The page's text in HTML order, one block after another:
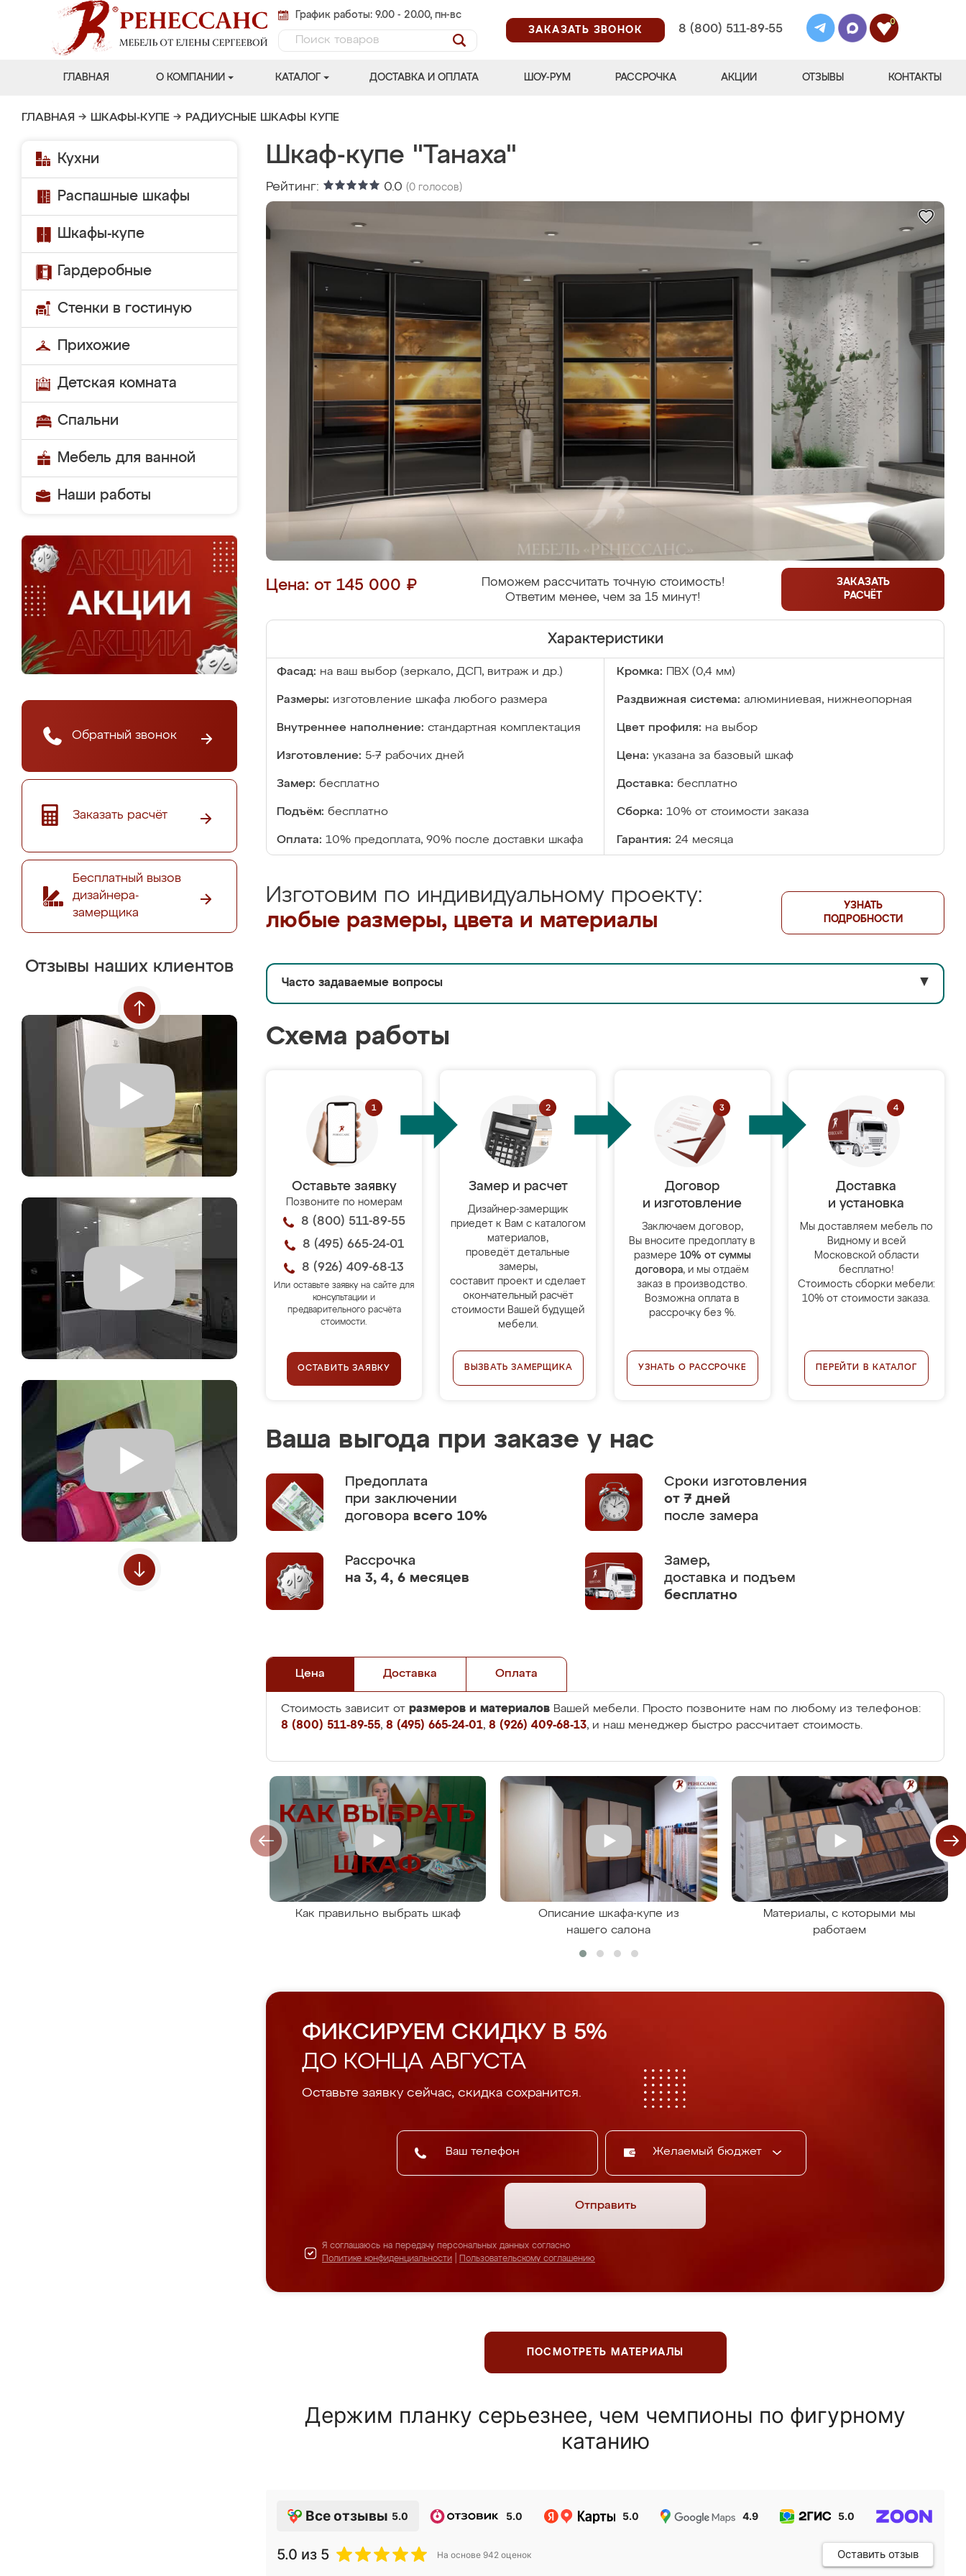
График работы: 9.00 - 20.00, пн-вс
ЗАКАЗАТЬ ЗВОНОК
8 (800) 511-89-55
0
ГЛАВНАЯ О КОМПАНИИ КАТАЛОГ ДОСТАВКА И ОПЛАТА ШОУ-РУМ РАССРОЧКА АКЦИИ ОТЗЫВЫ КОНТАКТЫ
ГЛАВНАЯ → ШКАФЫ-КУПЕ → РАДИУСНЫЕ ШКАФЫ КУПЕ
Кухни
Распашные шкафы
Шкафы-купе
Гардеробные
Стенки в гостиную
Прихожие
Детская комната
Спальни
Мебель для ванной
Наши работы
Обратный звонок
Заказать расчёт
Бесплатный вызов
дизайнера-
замерщика
Отзывы наших клиентов
Шкаф-купе "Танаха"
Рейтинг: 0.0 (0 голосов)
Цена: от 145 000 ₽
Поможем рассчитать точную стоимость!
Ответим менее, чем за 15 минут!
ЗАКАЗАТЬ
РАСЧЁТ
Характеристики
Фасад: на ваш выбор (зеркало, ДСП, витраж и др.) Кромка: ПВХ (0,4 мм)
Размеры: изготовление шкафа любого размера Раздвижная система: алюминиевая, нижнеопорная
Внутреннее наполнение: стандартная комплектация Цвет профиля: на выбор
Изготовление: 5-7 рабочих дней Цена: указана за базовый шкаф
Замер: бесплатно Доставка: бесплатно
Подъём: бесплатно Сборка: 10% от стоимости заказа
Оплата: 10% предоплата, 90% после доставки шкафа Гарантия: 24 месяца
Изготовим по индивидуальному проекту:
любые размеры, цвета и материалы
УЗНАТЬ
ПОДРОБНОСТИ
Часто задаваемые вопросы ▼
Схема работы
Оставьте заявку
Позвоните по номерам
8 (800) 511-89-55
8 (495) 665-24-01
8 (926) 409-68-13
Или оставьте заявку на сайте для
консультации и
предварительного расчёта
стоимости.
ОСТАВИТЬ ЗАЯВКУ
Замер и расчет
Дизайнер-замерщик
приедет к Вам с каталогом
материалов,
проведёт детальные
замеры,
составит проект и сделает
окончательный расчёт
стоимости Вашей будущей
мебели.
ВЫЗВАТЬ ЗАМЕРЩИКА
Договор
и изготовление
Заключаем договор,
Вы вносите предоплату в
размере 10% от суммы
договора, и мы отдаём
заказ в производство.
Возможна оплата в
рассрочку без %.
УЗНАТЬ О РАССРОЧКЕ
Доставка
и установка
Мы доставляем мебель по
Видному и всей
Московской области
бесплатно!
Стоимость сборки мебели:
10% от стоимости заказа.
ПЕРЕЙТИ В КАТАЛОГ
Ваша выгода при заказе у нас
Предоплата
при заключении
договора всего 10%
Сроки изготовления
от 7 дней
после замера
Рассрочка
на 3, 4, 6 месяцев
Замер,
доставка и подъем
бесплатно
Цена Доставка Оплата
Стоимость зависит от размеров и материалов Вашей мебели. Просто позвоните нам по любому из телефонов:
8 (800) 511-89-55, 8 (495) 665-24-01, 8 (926) 409-68-13, и наш менеджер быстро рассчитает стоимость.
Как правильно выбрать шкаф
Описание шкафа-купе из
нашего салона
Материалы, с которыми мы
работаем
ФИКСИРУЕМ СКИДКУ В 5%
ДО КОНЦА АВГУСТА
Оставьте заявку сейчас, скидка сохранится.
Желаемый бюджет
Отправить
Я соглашаюсь на передачу персональных данных согласно
Политике конфиденциальности
Пользовательскому соглашению
ПОСМОТРЕТЬ МАТЕРИАЛЫ
Держим планку серьезнее, чем чемпионы по фигурному
катанию
Все отзывы 5.0 5.0 5.0 4.9 5.0
5.0 из 5 На основе 942 оценок Оставить отзыв